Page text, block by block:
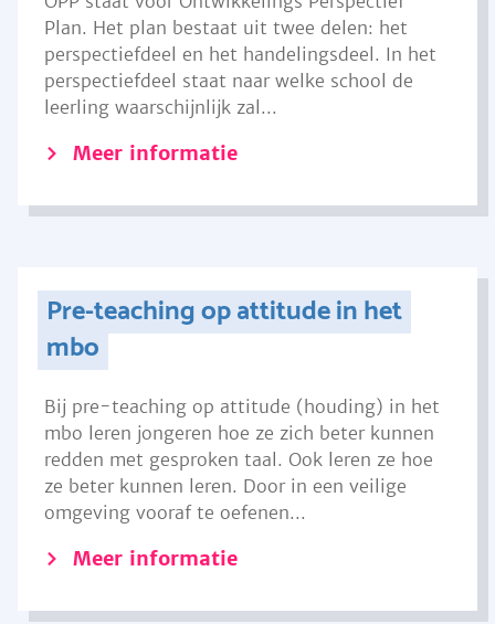
Plan. Het plan bestaat uit twee delen: het
perspectiefdeel en het handelingsdeel. In het
perspectiefdeel staat naar welke school de
leerling waarschijnlijk zal...
Meer informatie
Pre-teaching op attitude in het
mbo
Bij pre-teaching op attitude (houding) in het
mbo leren jongeren hoe ze zich beter kunnen
redden met gesproken taal. Ook leren ze hoe
ze beter kunnen leren. Door in een veilige
omgeving vooraf te oefenen...
Meer informatie